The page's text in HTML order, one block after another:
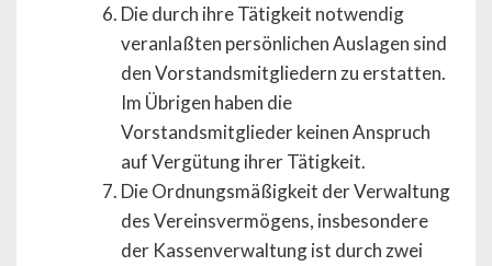
Die durch ihre Tätigkeit notwendig
veranlaßten persönlichen Auslagen sind
den Vorstandsmitgliedern zu erstatten.
Im Übrigen haben die
Vorstandsmitglieder keinen Anspruch
auf Vergütung ihrer Tätigkeit.
Die Ordnungsmäßigkeit der Verwaltung
des Vereinsvermögens, insbesondere
der Kassenverwaltung ist durch zwei